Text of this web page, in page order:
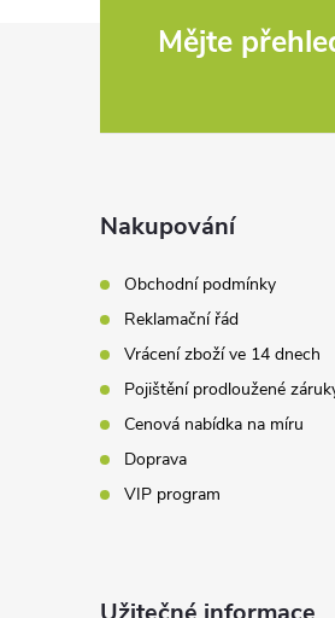
Mějte
Nakupování
Obchodní podmínky
Reklamační řád
Vrácení zboží ve 14 dnech
Pojištění prodloužené
Cenová nabídka na míru
Doprava
VIP program